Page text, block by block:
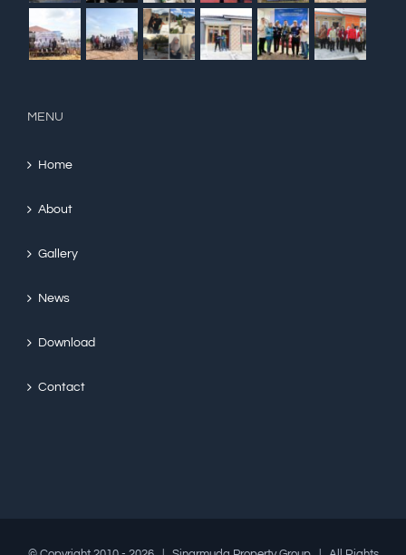
MENU
Home
About
Gallery
News
Download
Contact